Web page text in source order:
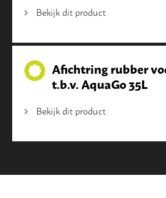
Bekijk dit product
Afichtring rubber
t.b.v. AquaGo 35L
Bekijk dit product